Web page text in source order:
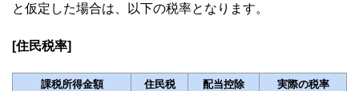
と仮定した場合は、以下の税率となります。
[住民税率]
課税所得金額 住民税 配当控除 実際の税率